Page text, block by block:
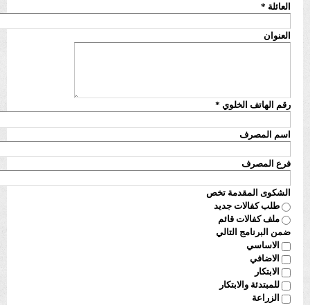
العائلة *
العنوان
رقم الهاتف الخلوي *
اسم المصرف
فرع المصرف
الشكوى المقدمة تخص
طلب كفالات جديد
ملف كفالات قائم
ضمن البرنامج التالي
الاساسي
الاضافي
الابتكار
للمبتدئة والابتكار
الزراعة